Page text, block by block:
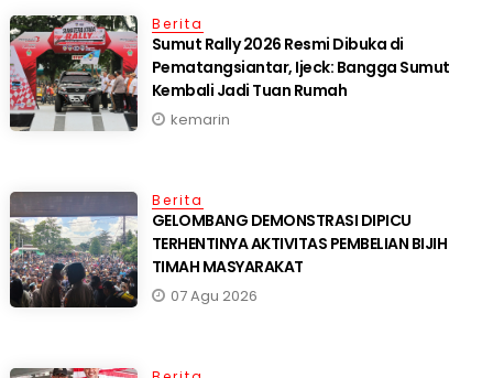
Berita
Sumut Rally 2026 Resmi Dibuka di
Pematangsiantar, Ijeck: Bangga Sumut
Kembali Jadi Tuan Rumah
kemarin
Berita
GELOMBANG DEMONSTRASI DIPICU
TERHENTINYA AKTIVITAS PEMBELIAN BIJIH
TIMAH MASYARAKAT
07 Agu 2026